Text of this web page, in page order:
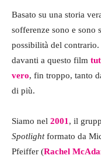
Basato su una storia
sofferenze sono e sono
possibilità del contrario.
davanti a questo film
vero, fin troppo, tanto
di più.
Siamo nel 2001 , il
Spotlightformato da
Pfeiffer (Rachel